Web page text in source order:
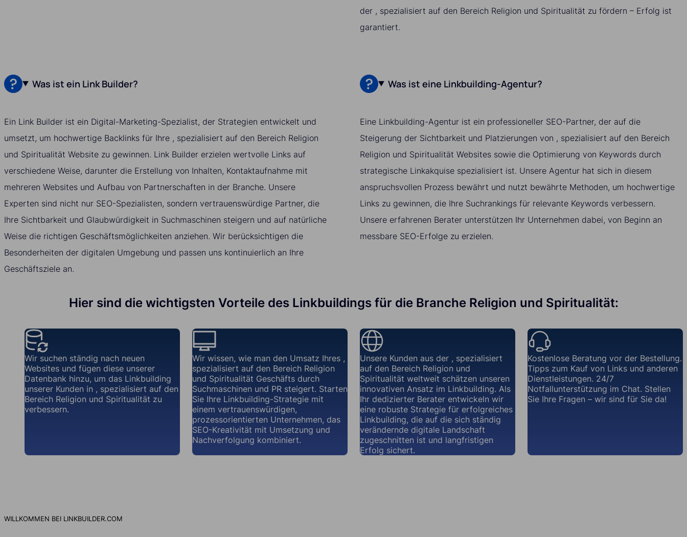
der , spezialisiert auf den Bereich Religion und Spiritualität zu fördern – Erfolg ist
garantiert.
Was ist ein Link Builder?
Ein Link Builder ist ein Digital-Marketing-Spezialist, der Strategien entwickelt und
umsetzt, um hochwertige Backlinks für Ihre , spezialisiert auf den Bereich Religion
und Spiritualität Website zu gewinnen. Link Builder erzielen wertvolle Links auf
verschiedene Weise, darunter die Erstellung von Inhalten, Kontaktaufnahme mit
mehreren Websites und Aufbau von Partnerschaften in der Branche. Unsere
Experten sind nicht nur SEO-Spezialisten, sondern vertrauenswürdige Partner, die
Ihre Sichtbarkeit und Glaubwürdigkeit in Suchmaschinen steigern und auf natürliche
Weise die richtigen Geschäftsmöglichkeiten anziehen. Wir berücksichtigen die
Besonderheiten der digitalen Umgebung und passen uns kontinuierlich an Ihre
Geschäftsziele an.
Was ist eine Linkbuilding-Agentur?
Eine Linkbuilding-Agentur ist ein professioneller SEO-Partner, der auf die
Steigerung der Sichtbarkeit und Platzierungen von , spezialisiert auf den Bereich
Religion und Spiritualität Websites sowie die Optimierung von Keywords durch
strategische Linkakquise spezialisiert ist. Unsere Agentur hat sich in diesem
anspruchsvollen Prozess bewährt und nutzt bewährte Methoden, um hochwertige
Links zu gewinnen, die Ihre Suchrankings für relevante Keywords verbessern.
Unsere erfahrenen Berater unterstützen Ihr Unternehmen dabei, von Beginn an
messbare SEO-Erfolge zu erzielen.
Hier sind die wichtigsten Vorteile des Linkbuildings für die Branche Religion und Spiritualität:
Wir suchen ständig nach neuen
Websites und fügen diese unserer
Datenbank hinzu, um das Linkbuilding
unserer Kunden in , spezialisiert auf den
Bereich Religion und Spiritualität zu
verbessern.
Wir wissen, wie man den Umsatz Ihres ,
spezialisiert auf den Bereich Religion
und Spiritualität Geschäfts durch
Suchmaschinen und PR steigert. Starten
Sie Ihre Linkbuilding-Strategie mit
einem vertrauenswürdigen,
prozessorientierten Unternehmen, das
SEO-Kreativität mit Umsetzung und
Nachverfolgung kombiniert.
Unsere Kunden aus der , spezialisiert
auf den Bereich Religion und
Spiritualität weltweit schätzen unseren
innovativen Ansatz im Linkbuilding. Als
Ihr dedizierter Berater entwickeln wir
eine robuste Strategie für erfolgreiches
Linkbuilding, die auf die sich ständig
verändernde digitale Landschaft
zugeschnitten ist und langfristigen
Erfolg sichert.
Kostenlose Beratung vor der Bestellung.
Tipps zum Kauf von Links und anderen
Dienstleistungen. 24/7
Notfallunterstützung im Chat. Stellen
Sie Ihre Fragen – wir sind für Sie da!
WILLKOMMEN BEI LINKBUILDER.COM